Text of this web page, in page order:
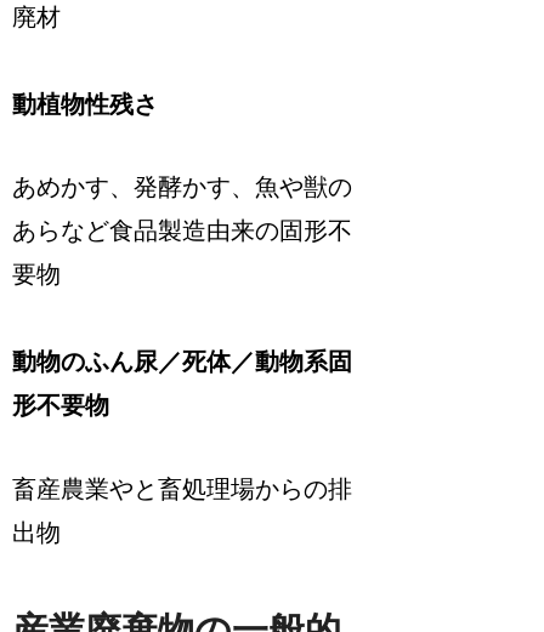
廃材
動植物性残さ
あめかす、発酵かす、魚や獣の
あらなど食品製造由来の固形不
要物
動物のふん尿／死体／動物系固
形不要物
畜産農業やと畜処理場からの排
出物